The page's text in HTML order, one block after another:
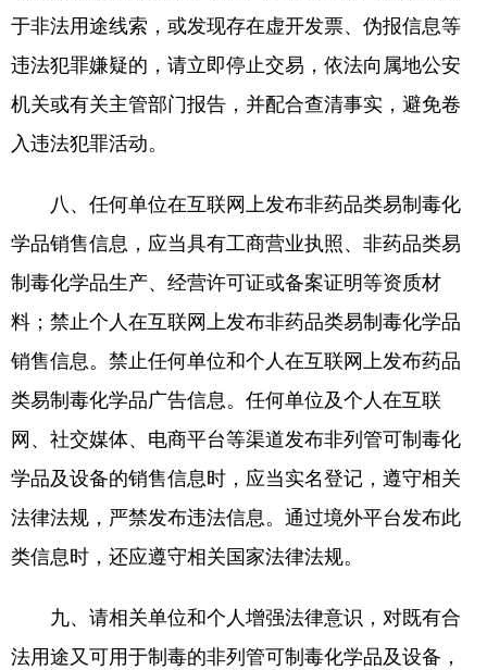
于非法用途线索，或发现存在虚开发票、伪报信息等
违法犯罪嫌疑的，请立即停止交易，依法向属地公安
机关或有关主管部门报告，并配合查清事实，避免卷
入违法犯罪活动。
八、任何单位在互联网上发布非药品类易制毒化
学品销售信息，应当具有工商营业执照、非药品类易
制毒化学品生产、经营许可证或备案证明等资质材
料；禁止个人在互联网上发布非药品类易制毒化学品
销售信息。禁止任何单位和个人在互联网上发布药品
类易制毒化学品广告信息。任何单位及个人在互联
网、社交媒体、电商平台等渠道发布非列管可制毒化
学品及设备的销售信息时，应当实名登记，遵守相关
法律法规，严禁发布违法信息。通过境外平台发布此
类信息时，还应遵守相关国家法律法规。
九、请相关单位和个人增强法律意识，对既有合
法用途又可用于制毒的非列管可制毒化学品及设备，